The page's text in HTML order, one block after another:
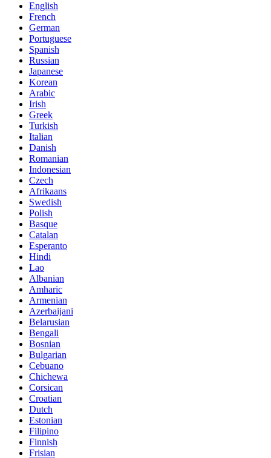
English
French
German
Portuguese
Spanish
Russian
Japanese
Korean
Arabic
Irish
Greek
Turkish
Italian
Danish
Romanian
Indonesian
Czech
Afrikaans
Swedish
Polish
Basque
Catalan
Esperanto
Hindi
Lao
Albanian
Amharic
Armenian
Azerbaijani
Belarusian
Bengali
Bosnian
Bulgarian
Cebuano
Chichewa
Corsican
Croatian
Dutch
Estonian
Filipino
Finnish
Frisian